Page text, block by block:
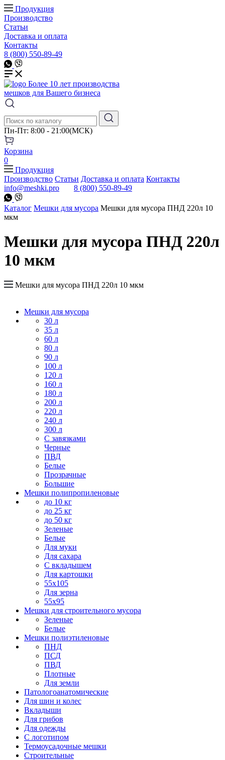
Продукция
Производство
Статьи
Доставка и оплата
Контакты
8 (800) 550-89-49
Более 10 лет производства
мешков для Вашего бизнеса
Пн-Пт: 8:00 - 21:00(МСК)
Корзина
0
Продукция
Производство Статьи Доставка и оплата Контакты
info@meshki.pro
8 (800) 550-89-49
Каталог Мешки для мусора Мешки для мусора ПНД 220л 10
мкм
Мешки для мусора ПНД 220л
10 мкм
Мешки для мусора ПНД 220л 10 мкм
Мешки для мусора
30 л
35 л
60 л
80 л
90 л
100 л
120 л
160 л
180 л
200 л
220 л
240 л
300 л
С завязками
Черные
ПВД
Белые
Прозрачные
Большие
Мешки полипропиленовые
до 10 кг
до 25 кг
до 50 кг
Зеленые
Белые
Для муки
Для сахара
С вкладышем
Для картошки
55х105
Для зерна
55х95
Мешки для строительного мусора
Зеленые
Белые
Мешки полиэтиленовые
ПНД
ПСД
ПВД
Плотные
Для земли
Патологоанатомические
Для шин и колес
Вкладыши
Для грибов
Для одежды
С логотипом
Термоусадочные мешки
Строительные